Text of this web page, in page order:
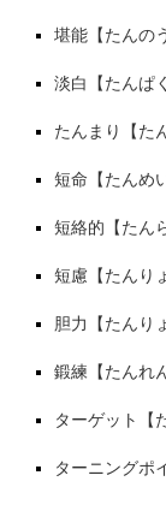
堪能【たんの
淡白【たんぱ
たんまり【た
短命【たんめ
短絡的【たん
短慮【たんり
胆力【たんり
鍛練【たんれ
ターゲット【
ターニングポ